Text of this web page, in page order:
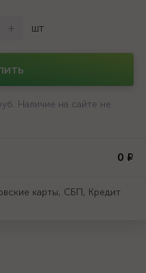
+ шт
Наличие на сайте не
0 ₽
карты, СБП, Кредит